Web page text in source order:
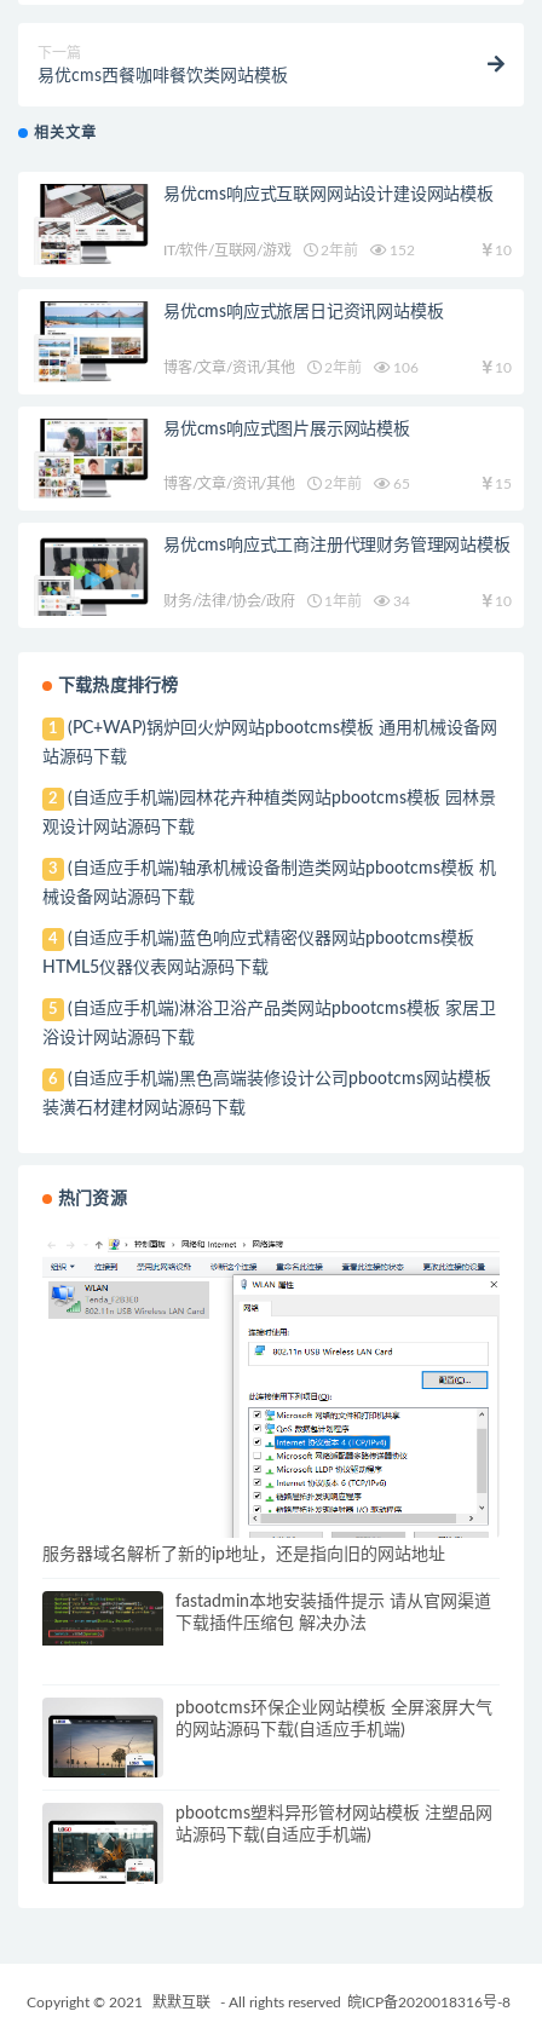
下一篇
易优cms西餐咖啡餐饮类网站模板
相关文章
易优cms响应式互联网网站设计建设网站模板
IT/软件/互联网/游戏 2年前 152 10
易优cms响应式旅居日记资讯网站模板
博客/文章/资讯/其他 2年前 106 10
易优cms响应式图片展示网站模板
博客/文章/资讯/其他 2年前 65 15
易优cms响应式工商注册代理财务管理网站模板
财务/法律/协会/政府 1年前 34 10
下载热度排行榜
1
(PC+WAP)锅炉回火炉网站pbootcms模板 通用机械设备网
站源码下载
2
(自适应手机端)园林花卉种植类网站pbootcms模板 园林景
观设计网站源码下载
3
(自适应手机端)轴承机械设备制造类网站pbootcms模板 机
械设备网站源码下载
4
(自适应手机端)蓝色响应式精密仪器网站pbootcms模板
HTML5仪器仪表网站源码下载
5
(自适应手机端)淋浴卫浴产品类网站pbootcms模板 家居卫
浴设计网站源码下载
6
(自适应手机端)黑色高端装修设计公司pbootcms网站模板
装潢石材建材网站源码下载
热门资源
服务器域名解析了新的ip地址，还是指向旧的网站地址
fastadmin本地安装插件提示 请从官网渠道
下载插件压缩包 解决办法
pbootcms环保企业网站模板 全屏滚屏大气
的网站源码下载(自适应手机端)
pbootcms塑料异形管材网站模板 注塑品网
站源码下载(自适应手机端)
Copyright © 2021 默默互联 - All rights reserved 皖ICP备2020018316号-8